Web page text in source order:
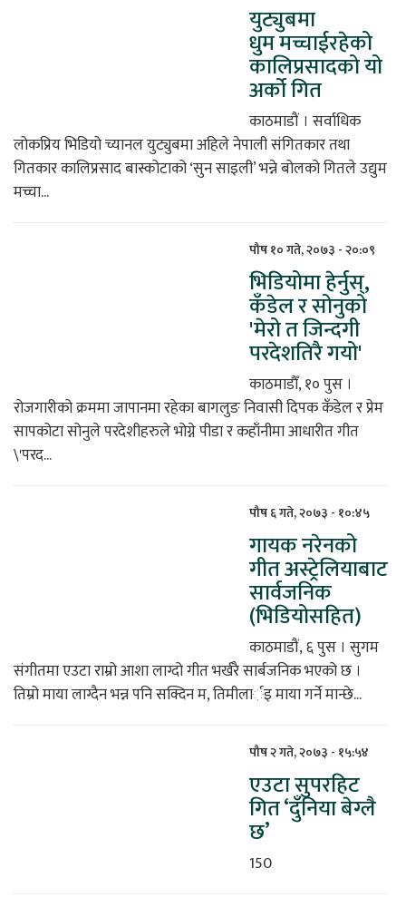
युट्युबमा
धुम मच्चाईरहेको
कालिप्रसादको यो
अर्को गित
काठमाडौं । सर्वाधिक
लोकप्रिय भिडियो च्यानल युट्युबमा अहिले नेपाली संगितकार तथा
गितकार कालिप्रसाद बास्कोटाको ‘सुन साइली’ भन्ने बोलको गितले उद्युम
मच्चा...
पौष १० गते, २०७३ - २०:०९
भिडियोमा हेर्नुस्,
कँडेल र सोनुको
'मेरो त जिन्दगी
परदेशतिरै गयो'
काठमाडाैँ, १० पुस ।
रोजगारीको क्रममा जापानमा रहेका बागलुङ निवासी दिपक कँडेल र प्रेम
सापकोटा सोनुले परदेशीहरुले भोग्ने पीडा र कहाँनीमा आधारीत गीत
\'परद...
पौष ६ गते, २०७३ - १०:४५
गायक नरेनको
गीत अस्ट्रेलियाबाट
सार्वजनिक
(भिडियोसहित)
काठमाडौं, ६ पुस । सुगम
संगीतमा एउटा राम्रो आशा लाग्दो गीत भर्खरै सार्बजनिक भएको छ ।
तिम्रो माया लाग्दैन भन्न पनि सक्दिन म, तिमीलार्इ माया गर्ने मान्छे...
पौष २ गते, २०७३ - १५:५४
एउटा सुपरहिट
गित ‘दुँनिया बेग्लै
छ’
150